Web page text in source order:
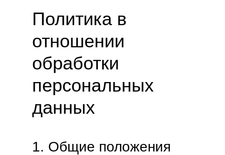
Политика в
отношении
обработки
персональных
данных
1. Общие положения